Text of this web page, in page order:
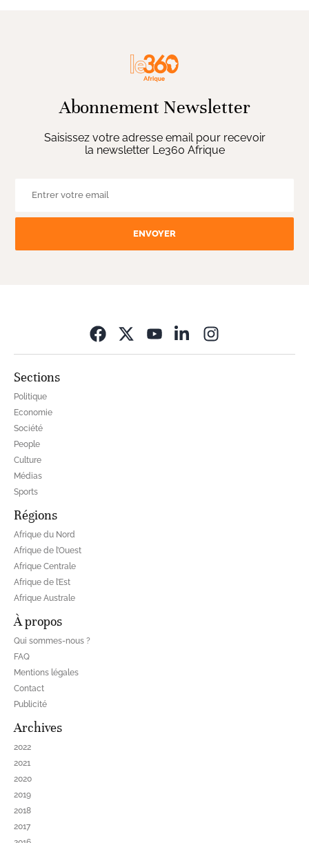
Abonnement Newsletter
Saisissez votre adresse email pour recevoir
la newsletter Le360 Afrique
ENVOYER
Sections
Politique
Economie
Société
People
Culture
Médias
Sports
Régions
Afrique du Nord
Afrique de l’Ouest
Afrique Centrale
Afrique de l’Est
Afrique Australe
À propos
Qui sommes-nous ?
FAQ
Mentions légales
Contact
Publicité
Archives
2022
2021
2020
2019
2018
2017